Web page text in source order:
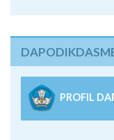
PROFIL